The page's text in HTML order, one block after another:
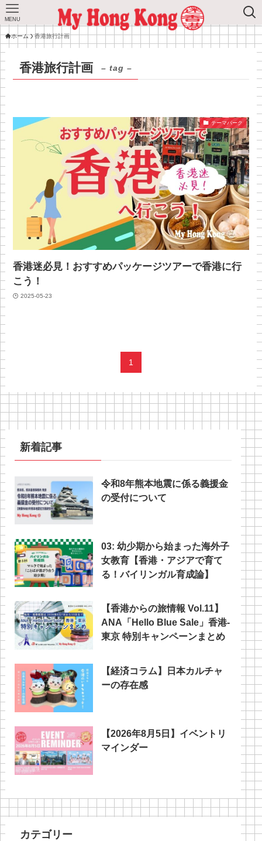
MENU
ホーム 香港旅行計画
香港旅行計画 – tag –
テーマパーク
香港迷必見！おすすめパッケージツアーで香港に行
こう！
2025-05-23
1
新着記事
令和8年熊本地震に係る義援金
の受付について
03: 幼少期から始まった海外子
女教育【香港・アジアで育て
る！バイリンガル育成論】
【香港からの旅情報 Vol.11】
ANA「Hello Blue Sale」香港‐
東京 特別キャンペーンまとめ
【経済コラム】日本カルチャ
ーの存在感
【2026年8月5日】イベントリ
マインダー
カテゴリー